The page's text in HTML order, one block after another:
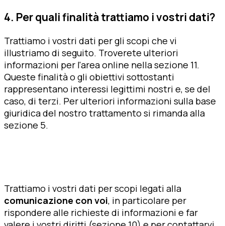
4. Per quali finalità trattiamo i vostri dati?
Trattiamo i vostri dati per gli scopi che vi
illustriamo di seguito. Troverete ulteriori
informazioni per l'area online nella sezione 11.
Queste finalità o gli obiettivi sottostanti
rappresentano interessi legittimi nostri e, se del
caso, di terzi. Per ulteriori informazioni sulla base
giuridica del nostro trattamento si rimanda alla
sezione 5.
Trattiamo i vostri dati per scopi legati alla
comunicazione con voi, in particolare per
rispondere alle richieste di informazioni e far